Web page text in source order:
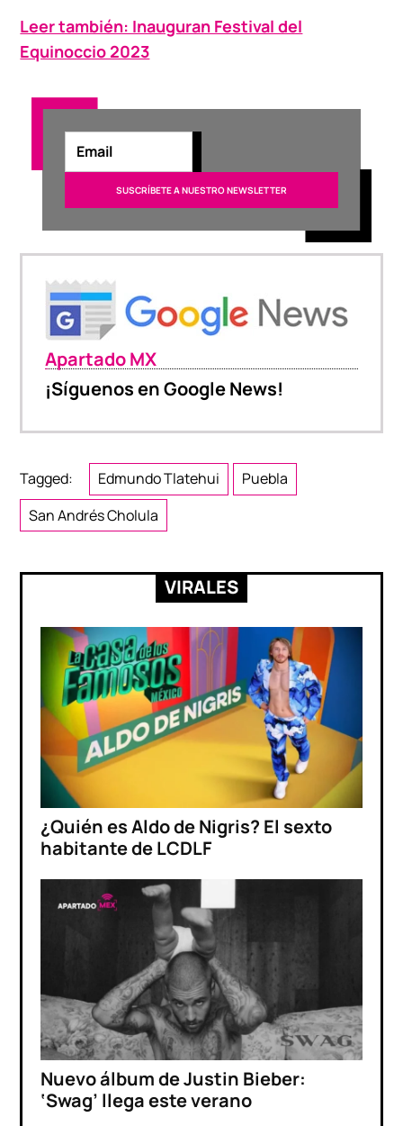
Leer también: Inauguran Festival del
Equinoccio 2023
Apartado MX
¡Síguenos en Google News!
Tagged: Edmundo Tlatehui
Puebla
San Andrés Cholula
VIRALES
¿Quién es Aldo de Nigris? El sexto
habitante de LCDLF
Nuevo álbum de Justin Bieber:
‘Swag’ llega este verano